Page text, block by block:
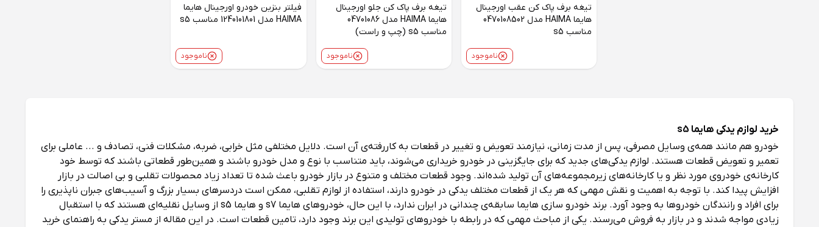
تیغه برف پاک کن عقب اورجینال
هایما HAIMA مدل 0470108502
مناسب s5
ناموجود
تیغه برف پاک کن جلو اورجینال
هایما HAIMA مدل 04701086
مناسب s5‌ (چپ و راست)
ناموجود
فیلتر بنزین خودرو اورجینال هایما
HAIMA مدل 1240101801 مناسب s5
ناموجود
خرید لوازم یدکی هایما s5
خودرو هم مانند همه‌ی وسایل مصرفی، پس از مدت زمانی، نیازمند تعویض و تغییر در قطعات به کاررفته‌ی‌ آن است. دلایل مختلفی مثل خرابی، ضربه، مشکلات فنی، تصادف و ... عاملی برای
تعمیر و تعویض قطعات هستند. لوازم یدکی‌های جدید که برای جایگزینی در خودرو خریداری می‌شوند، باید متناسب با نوع و مدل خودرو باشند و همین‌طور قطعاتی باشند که توسط خود
کارخانه‌ی خودروی مورد نظر و یا کارخانه‌های زیر‌مجموعه‌های آن تولید شده‌اند. وجود قطعات مختلف و متنوع در بازار خودرو باعث شده تا تعداد زیاد محصولات تقلبی و بی اصالت در بازار
افزایش پیدا کند. با توجه به اهمیت و نقش مهمی که هر یک از قطعات مختلف یدکی در خودرو دارند، استفاده از لوازم تقلبی، ممکن است دردسرهای بسیار بزرگ و آسیب‌های جبران ناپذیری را
برای افراد و رانندگان خودروها به وجود آورد. برند خودرو سازی هایما سابقه‌ی چندانی در ایران ندارد، با این حال، خودروهای هایما s7 و هایما s5 از وسایل نقلیه‌ای هستند که با استقبال
زیادی مواجه شدند و در بازار به فروش می‌رسند. یکی از مباحث مهمی که در رابطه با خودروهای تولیدی این برند وجود دارد، تامین قطعات است. در این مقاله از مستر یدکی به راهنمای خرید